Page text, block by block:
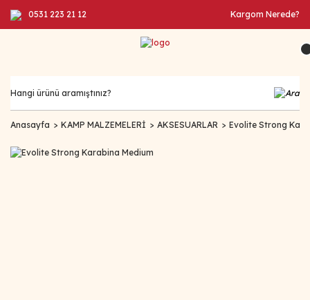
0531 223 21 12 Kargom Nerede?
Anasayfa KAMP MALZEMELERİ AKSESUARLAR Evolite Strong